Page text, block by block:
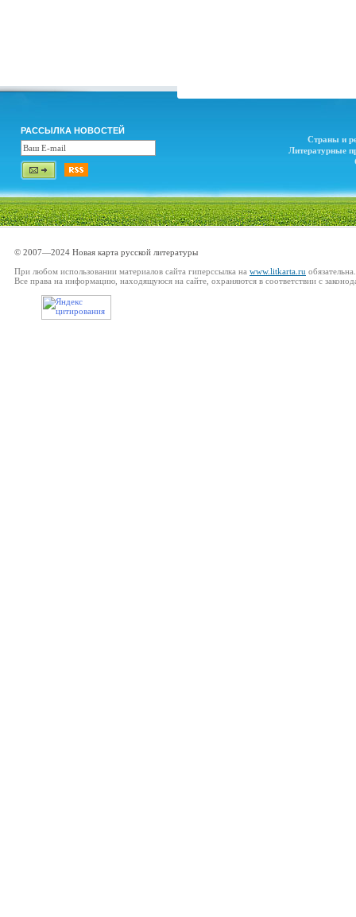
РАССЫЛКА НОВОСТЕЙ
Страны и
Литературные
© 2007—2024 Новая карта русской литературы
При любом использовании материалов сайта гиперссылка на www.litkarta.ru обязательна.
Все права на информацию, находящуюся на сайте, охраняются в соответствии с